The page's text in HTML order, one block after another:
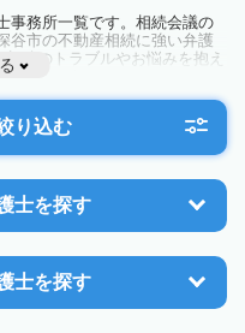
事務所一覧です。相続会議の
谷市の不動産相続に強い弁護
続のトラブルやお悩みを抱え
ましょう。
り込む
士を探す
士を探す